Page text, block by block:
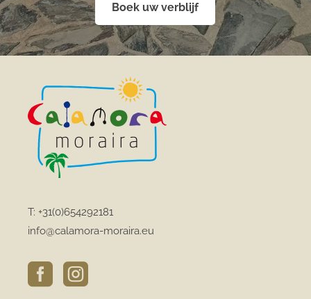
Boek uw verblijf
T:+31(0)654292181
info@calamora-moraira.eu
 